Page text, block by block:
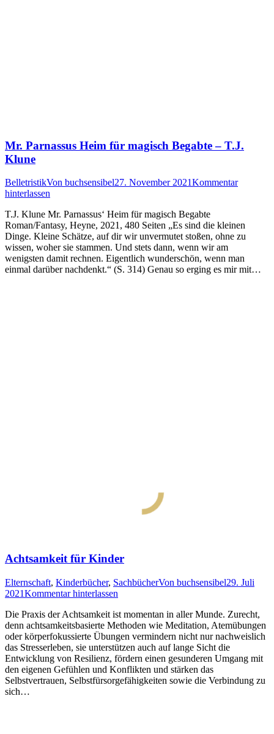
Mr. Parnassus Heim für magisch Begabte – T.J.
Klune
BelletristikVon buchsensibel27. November 2021Kommentar
hinterlassen
T.J. Klune Mr. Parnassus‘ Heim für magisch Begabte
Roman/Fantasy, Heyne, 2021, 480 Seiten „Es sind die kleinen
Dinge. Kleine Schätze, auf dir wir unvermutet stoßen, ohne zu
wissen, woher sie stammen. Und stets dann, wenn wir am
wenigsten damit rechnen. Eigentlich wunderschön, wenn man
einmal darüber nachdenkt.“ (S. 314) Genau so erging es mir mit…
Achtsamkeit für Kinder
Elternschaft, Kinderbücher, SachbücherVon buchsensibel29. Juli
2021Kommentar hinterlassen
Die Praxis der Achtsamkeit ist momentan in aller Munde. Zurecht,
denn achtsamkeitsbasierte Methoden wie Meditation, Atemübungen
oder körperfokussierte Übungen vermindern nicht nur nachweislich
das Stresserleben, sie unterstützen auch auf lange Sicht die
Entwicklung von Resilienz, fördern einen gesunderen Umgang mit
den eigenen Gefühlen und Konflikten und stärken das
Selbstvertrauen, Selbstfürsorgefähigkeiten sowie die Verbindung zu
sich…